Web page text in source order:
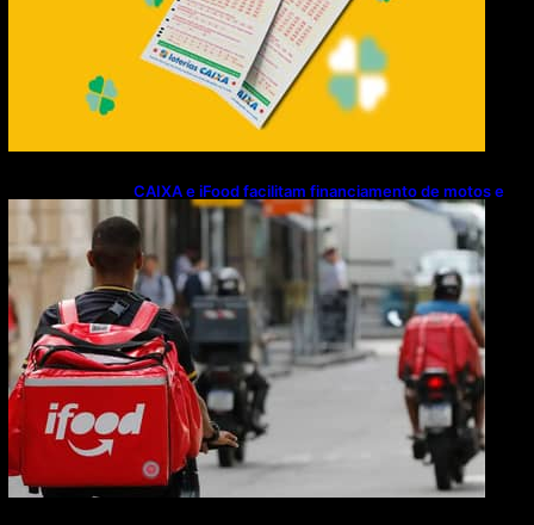
CAIXA e iFood facilitam financiamento de motos e
bicicletas elétricas para entregadores